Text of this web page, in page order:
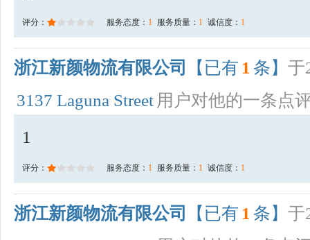
评分： 服务态度： 1 服务质量： 1 诚信度： 1
浙江新颜物流有限公司 【已有 1 条】 于
3137 Laguna Street 用户对他的一条点
1
评分： 服务态度： 1 服务质量： 1 诚信度： 1
浙江新颜物流有限公司 【已有 1 条】 于